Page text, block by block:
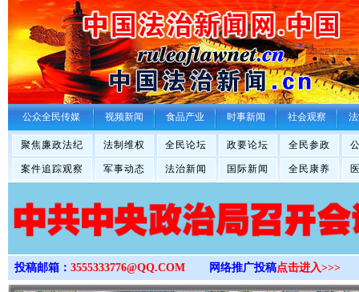
>
公众全民传媒 视频新闻 食品产业 时事新闻 社会观察
聚焦廉政法纪 法制维权 全民论坛 政要论坛 全民参政
案件追踪观察 军事动态 法治新闻 国际新闻 全民康养
投稿邮箱： 3555333776@QQ.COM 网络推广投稿点击进入>>>